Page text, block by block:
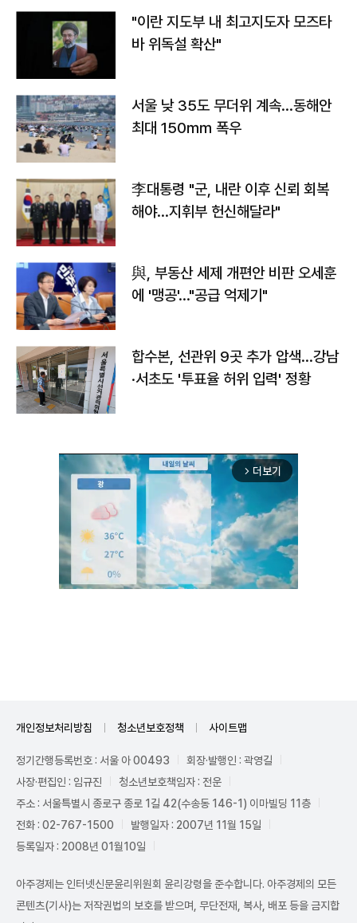
"이란 지도부 내 최고지도자 모즈타
바 위독설 확산"
서울 낮 35도 무더위 계속…동해안
최대 150㎜ 폭우
李대통령 "군, 내란 이후 신뢰 회복
해야…지휘부 헌신해달라"
與, 부동산 세제 개편안 비판 오세훈
에 '맹공'…"공급 억제기"
합수본, 선관위 9곳 추가 압색…강남
·서초도 '투표율 허위 입력' 정황
arrow_forward_ios 더보기
개인정보처리방침 청소년보호정책 사이트맵
정기간행등록번호 : 서울 아 00493
회장·발행인 : 곽영길
사장·편집인 : 임규진
청소년보호책임자 : 전운
주소 : 서울특별시 종로구 종로 1길 42(수송동 146-1) 이마빌딩 11층
전화 : 02-767-1500
발행일자 : 2007년 11월 15일
등록일자 : 2008년 01월10일
아주경제는 인터넷신문윤리위원회 윤리강령을 준수합니다. 아주경제의 모든
콘텐츠(기사)는 저작권법의 보호를 받으며, 무단전재, 복사, 배포 등을 금지합